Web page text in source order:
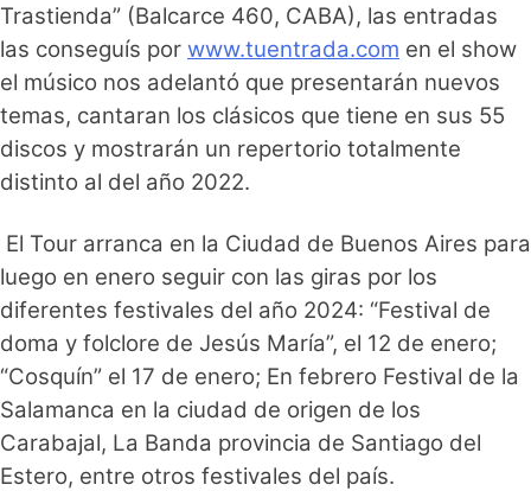
Trastienda” (Balcarce 460, CABA), las entradas
las conseguís por www.tuentrada.com en el show
el músico nos adelantó que presentarán nuevos
temas, cantaran los clásicos que tiene en sus 55
discos y mostrarán un repertorio totalmente
distinto al del año 2022.
El Tour arranca en la Ciudad de Buenos Aires para
luego en enero seguir con las giras por los
diferentes festivales del año 2024: “Festival de
doma y folclore de Jesús María”, el 12 de enero;
“Cosquín” el 17 de enero; En febrero Festival de la
Salamanca en la ciudad de origen de los
Carabajal, La Banda provincia de Santiago del
Estero, entre otros festivales del país.